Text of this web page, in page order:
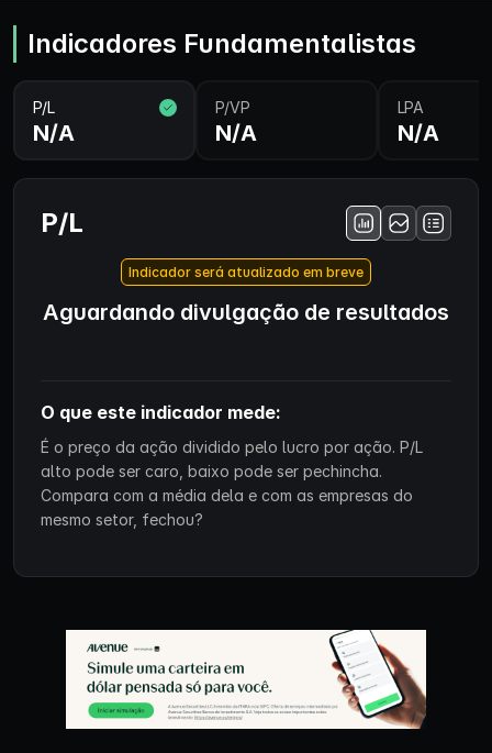
Indicadores Fundamentalistas
P/L
N/A
P/VP
N/A
LPA
N/A
P/L
Indicador será atualizado em breve
Aguardando divulgação de resultados
O que este indicador mede:
É o preço da ação dividido pelo lucro por ação. P/L
alto pode ser caro, baixo pode ser pechincha.
Compara com a média dela e com as empresas do
mesmo setor, fechou?